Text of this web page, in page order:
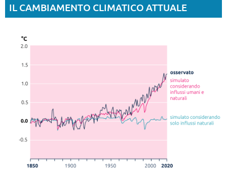
IL CAMBIAMENTO CLIMATICO ATTUALE